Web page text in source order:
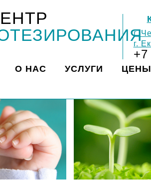
г.
г.
О НАС УСЛУГИ ЦЕНЫ